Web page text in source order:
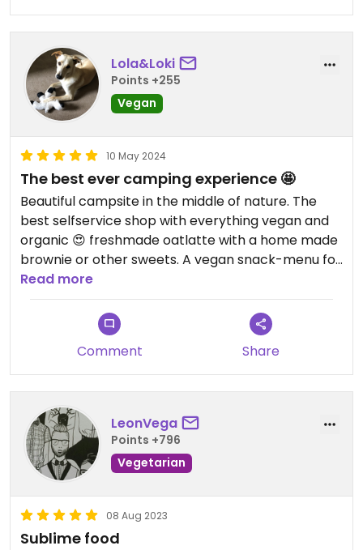
Lola&Loki
Points +255
Vegan
10 May 2024
The best ever camping experience 🤩
Beautiful campsite in the middle of nature. The
best selfservice shop with everything vegan and
organic 😍 freshmade oatlatte with a home made
brownie or other sweets. A vegan snack-menu for
the thursday & saturday 🌱
You need to go here 💚
Read more
Comment Share
LeonVega
Points +796
Vegetarian
08 Aug 2023
Sublime food